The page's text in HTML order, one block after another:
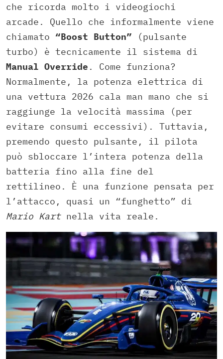
che ricorda molto i videogiochi
arcade. Quello che informalmente viene
chiamato “Boost Button” (pulsante
turbo) è tecnicamente il sistema di
Manual Override . Come funziona?
Normalmente, la potenza elettrica di
una vettura 2026 cala man mano che si
raggiunge la velocità massima (per
evitare consumi eccessivi). Tuttavia,
premendo questo pulsante, il pilota
può sbloccare l’intera potenza della
batteria fino alla fine del
rettilineo. È una funzione pensata per
l’attacco, quasi un “funghetto” di
Mario Kartnella vita reale.